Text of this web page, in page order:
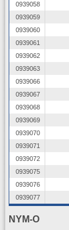
0939058
0939059
0939060
0939061
0939062
0939063
0939066
0939067
0939068
0939069
0939070
0939071
0939072
0939075
0939076
0939077
NYM-O